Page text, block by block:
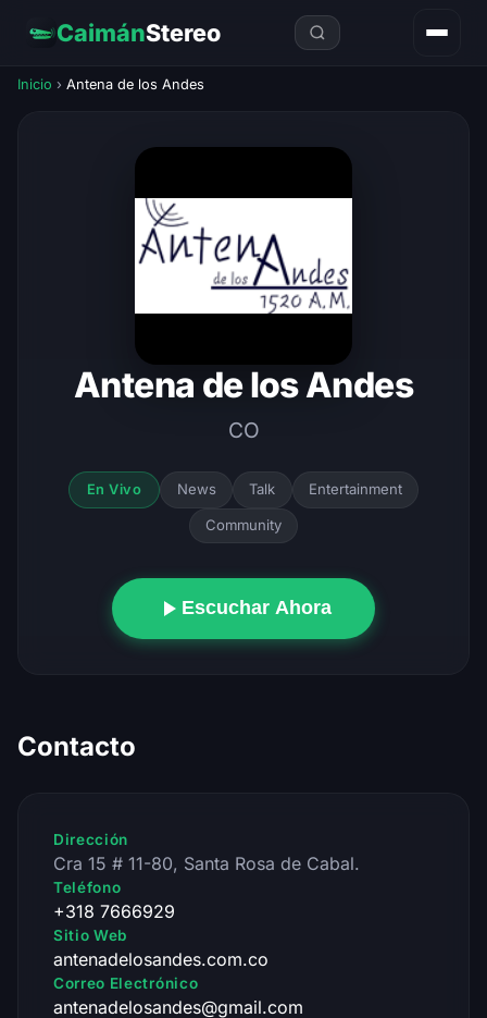
CaimánStereo
Inicio › Antena de los Andes
Antena de los Andes
CO
En Vivo News Talk Entertainment
Community
Escuchar Ahora
Contacto
Dirección
Cra 15 # 11-80, Santa Rosa de Cabal.
Teléfono
+318 7666929
Sitio Web
antenadelosandes.com.co
Correo Electrónico
antenadelosandes@gmail.com